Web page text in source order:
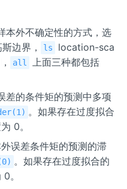
本外不确定性的方式，选
边界， ls
location-sca
all
上面三种都包括
差的条件矩的预测中多项
。如果存在过度拟合
0。
外误差条件矩的预测的滞
。如果存在过度拟合的
。